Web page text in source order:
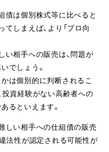
債は個別株式等に比べると
しまえば、より「プロ向
い相手への販売は、問題が
でしょう。
は個別的に判断されるこ
投資経験がない高齢者への
るといえます。
しい相手への仕組債の販売
違法性が認定される可能性が